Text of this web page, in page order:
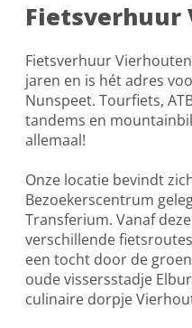
Fietsverhuur
Fietsverhuur
jaren en is hét adres
Nunspeet. Tourfiets,
tandems en
allemaal!
Onze locatie bevindt
Bezoekerscentrum
Transferium. Vanaf
verschillende
een tocht door de
oude vissersstadje
culinaire dorpje